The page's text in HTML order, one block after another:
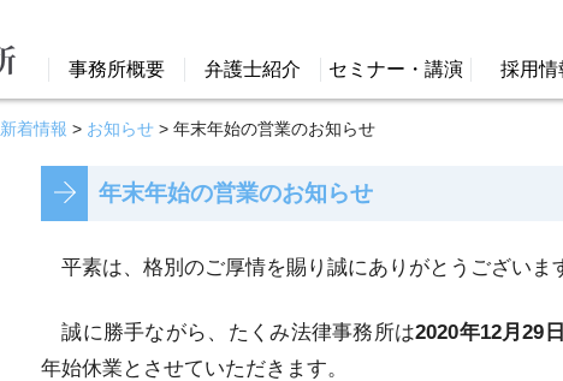
事務所概要 弁護士紹介 セミナー・講演 採用情
新着情報 > お知らせ > 年末年始の営業のお知らせ
年末年始の営業のお知らせ
平素は、格別のご厚情を賜り誠にありがとうございま
誠に勝手ながら、たくみ法律事務所は2020年12月29
年始休業とさせていただきます。